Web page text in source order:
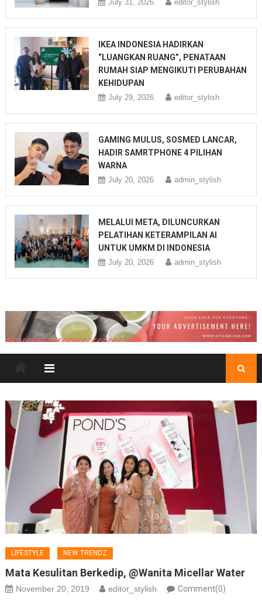
July 31, 2026 editor_stylish
IKEA INDONESIA HADIRKAN
“LUANGKAN RUANG”, PENATAAN
RUMAH SIAP MENGIKUTI PERUBAHAN
KEHIDUPAN
July 29, 2026 editor_stylish
GAMING MULUS, SOSMED LANCAR,
HADIR SAMRTPHONE 4 PILIHAN
WARNA
July 20, 2026 admin_stylish
MELALUI META, DILUNCURKAN
PELATIHAN KETERAMPILAN AI
UNTUK UMKM DI INDONESIA
July 20, 2026 admin_stylish
LIFESTYLE NEW TRENDZ
Mata Kesulitan Berkedip, @Wanita Micellar Water
November 20, 2019 editor_stylish Comment(0)